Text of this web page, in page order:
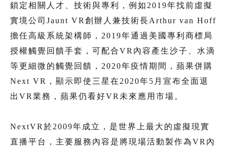
鎖定相關人才、技術與專利，例如2019年找前虛擬
實境公司Jaunt VR創辦人兼技術長Arthur van Hoff
擔任高級系統架構師，2019年通過美國專利商標局
授權觸覺回饋手套，可配合VR內容產生沙子、水滴
等更細微的觸覺回饋，2020年疫情期間，蘋果併購
Next VR，顯示即使三星在2020年5月宣布全面退
出VR業務，蘋果仍看好VR未來應用市場。
NextVR於2009年成立，是世界上最大的虛擬現實
直播平台，主要服務內容是將現場活動製作為VR內